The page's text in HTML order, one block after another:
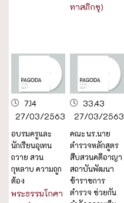
ทาสภิกขุ)
7.14
27/03/2563
อบรมครูและ
นักเรียนอุเทน
ถวาย สวน
กุหลาบ ความถูก
ต้อง
พระธรรมโกศา
33.43
27/03/2563
คณะ นร.นาย
ตำรวจหลักสูตร
สืบสวนคดีอาญา
สถาบันพัฒนา
ข้าราชการ
ตำรวจ ช่วยกัน